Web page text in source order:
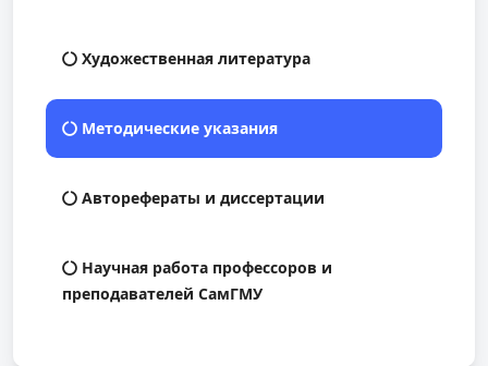
Художественная литература
Методические указания
Авторефераты и диссертации
Научная работа профессоров и
преподавателей СамГМУ